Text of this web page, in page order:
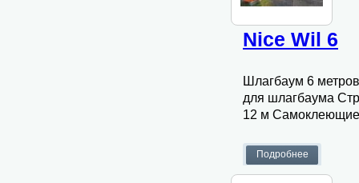
Nice Wil 6
Шлагбаум 6
для шлагбаума
12 м